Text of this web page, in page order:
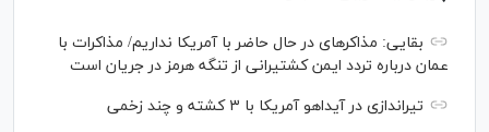
بقایی: مذاکره‎ای در حال حاضر با آمریکا نداریم/ مذاکرات با
عمان درباره تردد ایمن کشتیرانی از تنگه هرمز در جریان است
تیراندازی در آیداهو آمریکا با ۳ کشته و چند زخمی